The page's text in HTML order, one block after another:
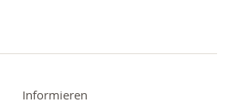
Informieren